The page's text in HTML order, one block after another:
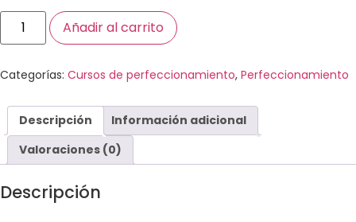
Añadir al carrito
Categorías: Cursos de perfeccionamiento, Perfeccionamiento
Descripción
Información adicional
Valoraciones (0)
Descripción